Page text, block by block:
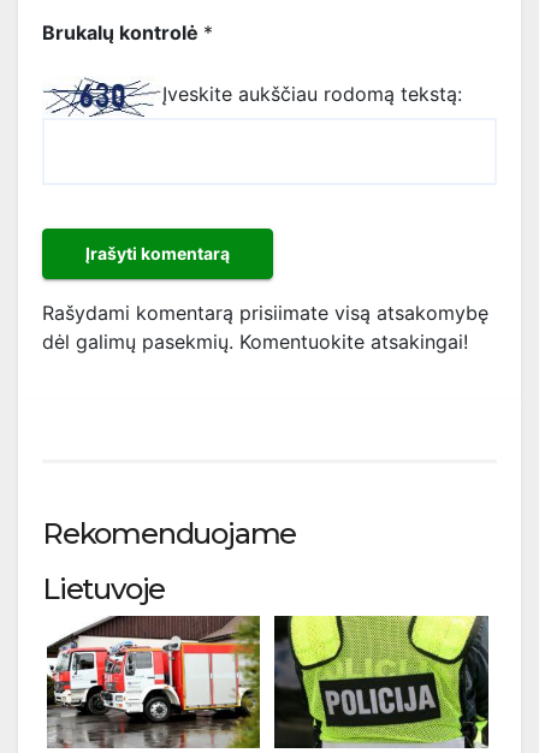
Brukalų kontrolė *
Įveskite aukščiau rodomą tekstą:
Rašydami komentarą prisiimate visą atsakomybę
dėl galimų pasekmių. Komentuokite atsakingai!
Rekomenduojame
Lietuvoje